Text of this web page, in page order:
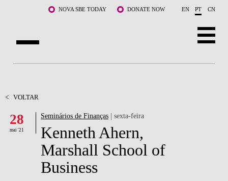
Saltar para o conteúdo principalNOVA SBE TODAY DONATE NOW EN PT CN
DOCENTES E INVESTIGAÇÃO
COMUNIDADE
LIFE AT NOVA SBE
< VOLTAR
28
mai '21
Seminários de Finanças | sexta-feira
Kenneth Ahern,
Marshall School of
Business